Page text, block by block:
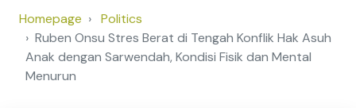
Homepage
Politics
Ruben Onsu Stres Berat di Tengah Konflik Hak Asuh
Anak dengan Sarwendah, Kondisi Fisik dan Mental
Menurun